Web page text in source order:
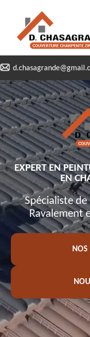
EXPERT EN
EN
Spécialiste
Ravalement
NOS